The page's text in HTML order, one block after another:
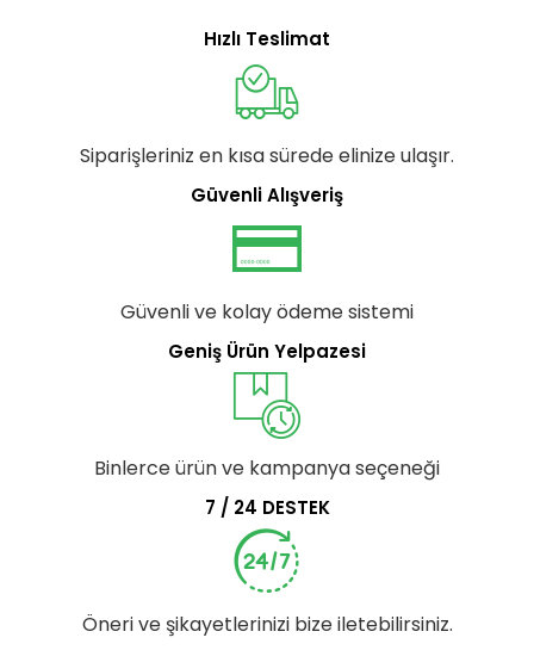
Hızlı Teslimat
Siparişleriniz en kısa sürede elinize ulaşır.
Güvenli Alışveriş
Güvenli ve kolay ödeme sistemi
Geniş Ürün Yelpazesi
Binlerce ürün ve kampanya seçeneği
7 / 24 DESTEK
Öneri ve şikayetlerinizi bize iletebilirsiniz.